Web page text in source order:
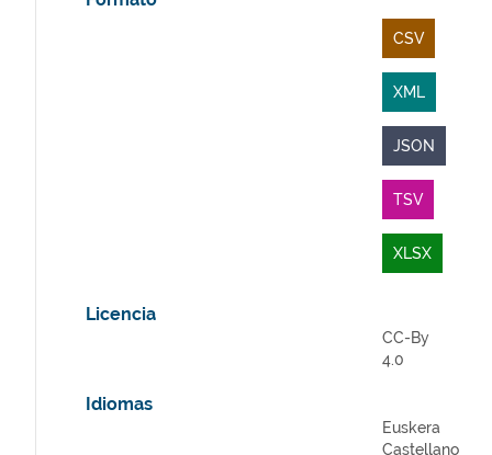
CSV
XML
JSON
TSV
XLSX
Licencia
CC-By
4.0
Idiomas
Euskera
Castellano